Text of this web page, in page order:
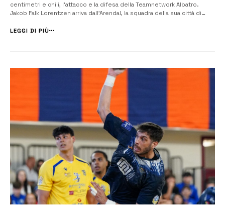
centimetri e chili, l’attacco e la difesa della Teamnetwork Albatro.
Jakob Falk Lorentzen arriva dall’Arendal, la squadra della sua città di
nella massima serie nazionale. Lorentzen è già stato a Siracusa
LEGGI DI PIÙ